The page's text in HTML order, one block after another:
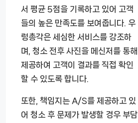
서 평균 5점을 기록하고 있어 고객
들의 높은 만족도를 보여줍니다. 우
렁총각은 세심한 서비스를 강조하
며, 청소 전후 사진을 메신저를 통해
제공하여 고객이 결과를 직접 확인
할 수 있도록 합니다.
또한, 책임지는 A/S를 제공하고 있
어 청소 후 문제가 발생할 경우 부담